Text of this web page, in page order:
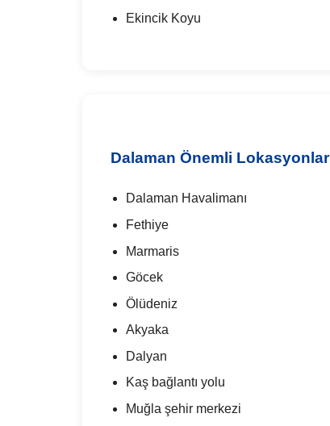
Ekincik Koyu
Dalaman Önemli Lokasyonlar
Dalaman Havalimanı
Fethiye
Marmaris
Göcek
Ölüdeniz
Akyaka
Dalyan
Kaş bağlantı yolu
Muğla şehir merkezi